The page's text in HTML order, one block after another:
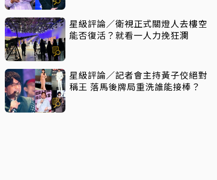
星級評論／衛視正式關燈人去樓空
能否復活？就看一人力挽狂瀾
星級評論／記者會主持黃子佼絕對
稱王 落馬後牌局重洗誰能接棒？